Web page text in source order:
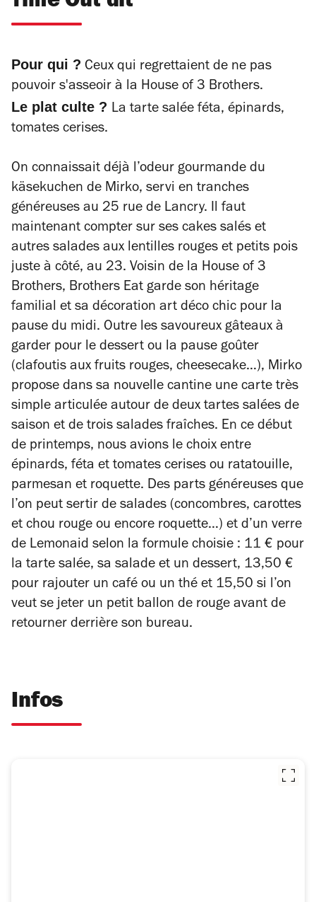
Pour qui ? Ceux qui regrettaient de ne pas
pouvoir s'asseoir à la House of 3 Brothers.
Le plat culte ? La tarte salée féta, épinards,
tomates cerises.
On connaissait déjà l’odeur gourmande du
käsekuchen de Mirko, servi en tranches
généreuses au 25 rue de Lancry. Il faut
maintenant compter sur ses cakes salés et
autres salades aux lentilles rouges et petits pois
juste à côté, au 23. Voisin de la House of 3
Brothers, Brothers Eat garde son héritage
familial et sa décoration art déco chic pour la
pause du midi. Outre les savoureux gâteaux à
garder pour le dessert ou la pause goûter
(clafoutis aux fruits rouges, cheesecake…), Mirko
propose dans sa nouvelle cantine une carte très
simple articulée autour de deux tartes salées de
saison et de trois salades fraîches. En ce début
de printemps, nous avions le choix entre
épinards, féta et tomates cerises ou ratatouille,
parmesan et roquette. Des parts généreuses que
l’on peut sertir de salades (concombres, carottes
et chou rouge ou encore roquette…) et d’un verre
de Lemonaid selon la formule choisie : 11 € pour
la tarte salée, sa salade et un dessert, 13,50 €
pour rajouter un café ou un thé et 15,50 si l’on
veut se jeter un petit ballon de rouge avant de
retourner derrière son bureau.
Infos